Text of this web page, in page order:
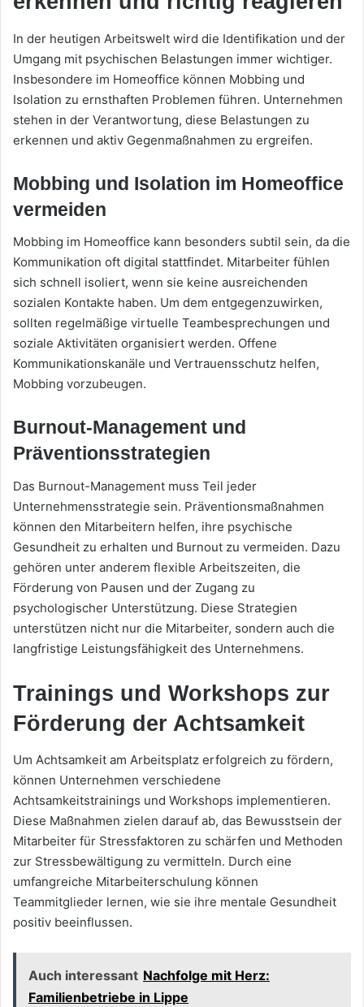
In der heutigen Arbeitswelt wird die Identifikation und der
Umgang mit psychischen Belastungen immer wichtiger.
Insbesondere im Homeoffice können Mobbing und
Isolation zu ernsthaften Problemen führen. Unternehmen
stehen in der Verantwortung, diese Belastungen zu
erkennen und aktiv Gegenmaßnahmen zu ergreifen.
Mobbing und Isolation im Homeoffice
vermeiden
Mobbing im Homeoffice kann besonders subtil sein, da die
Kommunikation oft digital stattfindet. Mitarbeiter fühlen
sich schnell isoliert, wenn sie keine ausreichenden
sozialen Kontakte haben. Um dem entgegenzuwirken,
sollten regelmäßige virtuelle Teambesprechungen und
soziale Aktivitäten organisiert werden. Offene
Kommunikationskanäle und Vertrauensschutz helfen,
Mobbing vorzubeugen.
Burnout-Management und
Präventionsstrategien
Das Burnout-Management muss Teil jeder
Unternehmensstrategie sein. Präventionsmaßnahmen
können den Mitarbeitern helfen, ihre psychische
Gesundheit zu erhalten und Burnout zu vermeiden. Dazu
gehören unter anderem flexible Arbeitszeiten, die
Förderung von Pausen und der Zugang zu
psychologischer Unterstützung. Diese Strategien
unterstützen nicht nur die Mitarbeiter, sondern auch die
langfristige Leistungsfähigkeit des Unternehmens.
Trainings und Workshops zur
Förderung der Achtsamkeit
Um Achtsamkeit am Arbeitsplatz erfolgreich zu fördern,
können Unternehmen verschiedene
Achtsamkeitstrainings und Workshops implementieren.
Diese Maßnahmen zielen darauf ab, das Bewusstsein der
Mitarbeiter für Stressfaktoren zu schärfen und Methoden
zur Stressbewältigung zu vermitteln. Durch eine
umfangreiche Mitarbeiterschulung können
Teammitglieder lernen, wie sie ihre mentale Gesundheit
positiv beeinflussen.
Auch interessant Nachfolge mit Herz:
Familienbetriebe in Lippe